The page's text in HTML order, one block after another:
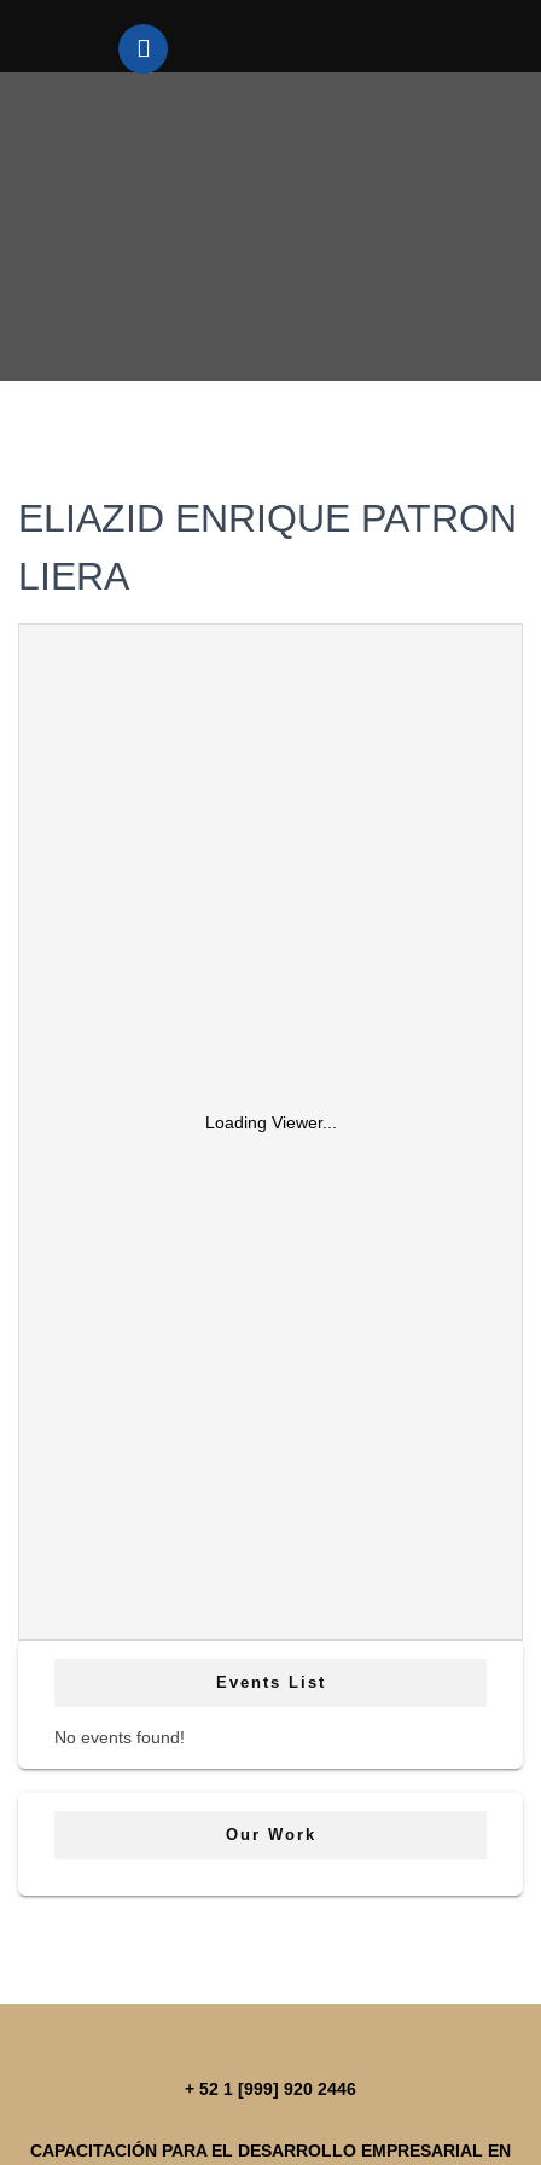
ELIAZID ENRIQUE PATRON
LIERA
Loading Viewer...
Events List
No events found!
Our Work
+ 52 1 [999] 920 2446
CAPACITACIÓN PARA EL DESARROLLO EMPRESARIAL EN